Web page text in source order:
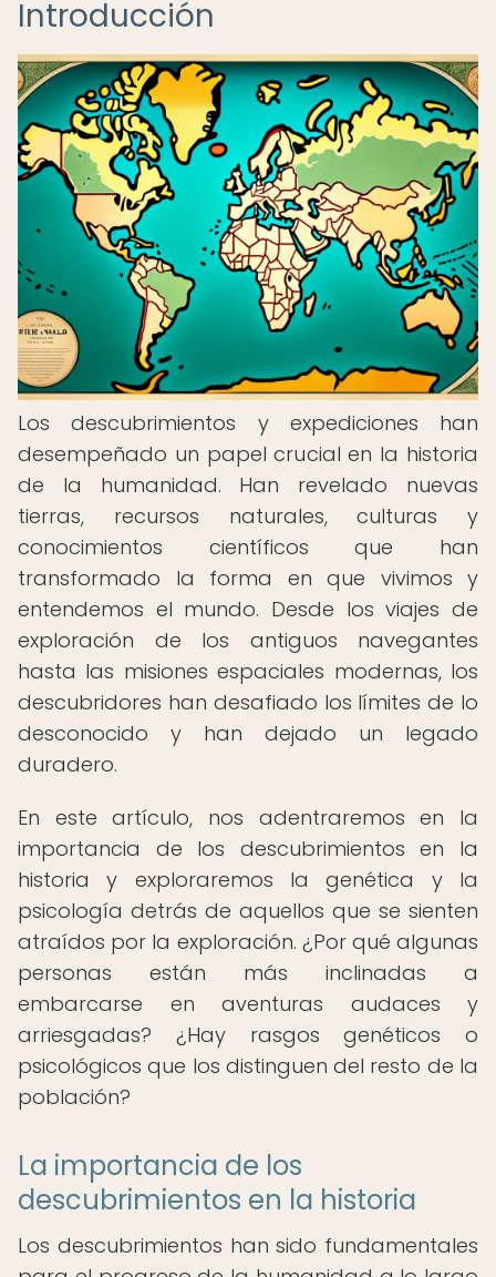
Introducción
Los descubrimientos y expediciones han
desempeñado un papel crucial en la historia
de la humanidad. Han revelado nuevas
tierras, recursos naturales, culturas y
conocimientos científicos que han
transformado la forma en que vivimos y
entendemos el mundo. Desde los viajes de
exploración de los antiguos navegantes
hasta las misiones espaciales modernas, los
descubridores han desafiado los límites de lo
desconocido y han dejado un legado
duradero.
En este artículo, nos adentraremos en la
importancia de los descubrimientos en la
historia y exploraremos la genética y la
psicología detrás de aquellos que se sienten
atraídos por la exploración. ¿Por qué algunas
personas están más inclinadas a
embarcarse en aventuras audaces y
arriesgadas? ¿Hay rasgos genéticos o
psicológicos que los distinguen del resto de la
población?
La importancia de los
descubrimientos en la historia
Los descubrimientos han sido fundamentales